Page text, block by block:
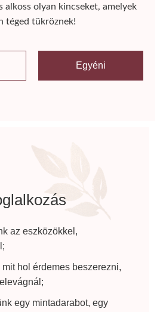
alkoss olyan kincseket, amelyek
téged tükröznek!
Egyéni
az eszközökkel,
hol érdemes beszerezni,
egy mintadarabot, egy